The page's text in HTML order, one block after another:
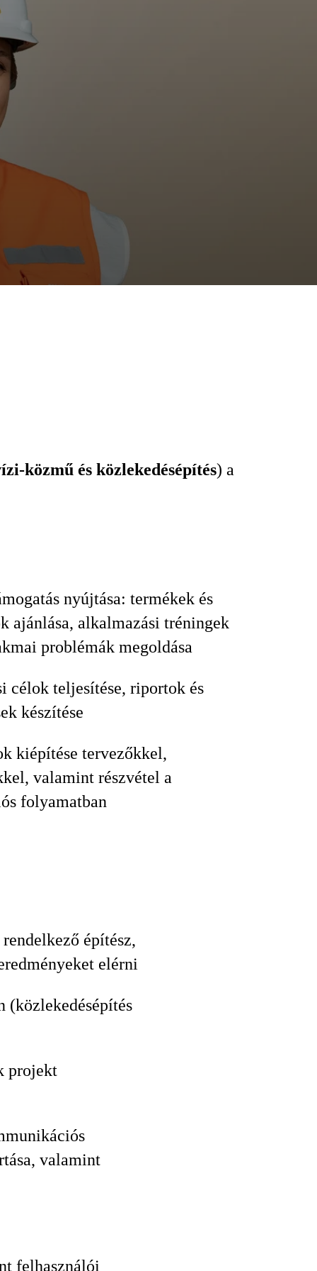
közmű és közlekedésépítés) a
nyújtása: termékek és
ajánlása, alkalmazási tréningek
problémák megoldása
célok teljesítése, riportok és
készítése
kiépítése tervezőkkel,
valamint részvétel a
folyamatban
építész,
elérni
(közlekedésépítés
projekt
valamint
felhasználói